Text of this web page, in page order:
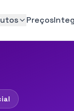
Preços